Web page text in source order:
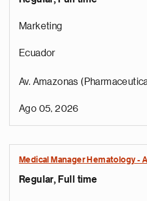
Marketing
Ecuador
Av. Amazonas
Ago 05, 2026
Medical Manager Hematology -
Regular, Full time